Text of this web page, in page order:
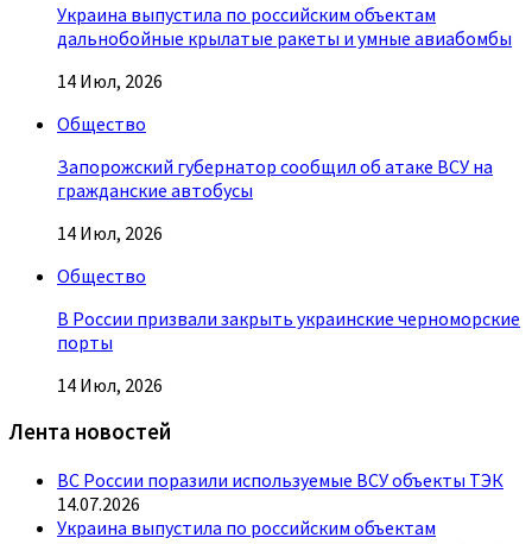
Украина выпустила по российским объектам
дальнобойные крылатые ракеты и умные авиабомбы
14 Июл, 2026
Общество
Запорожский губернатор сообщил об атаке ВСУ на
гражданские автобусы
14 Июл, 2026
Общество
В России призвали закрыть украинские черноморские
порты
14 Июл, 2026
Лента новостей
ВС России поразили используемые ВСУ объекты ТЭК
14.07.2026
Украина выпустила по российским объектам